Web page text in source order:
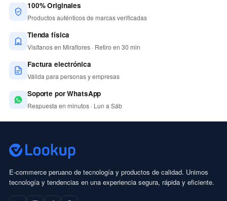
100% Originales
Productos auténticos de marcas verificadas
Tienda física
Visítanos en Miraflores · Retiro en 30 min
Factura electrónica
Válida para personas y empresas
Soporte por WhatsApp
Respuesta en minutos · Lun a Sáb
E-commerce peruano de tecnología y productos de calidad. Unimos
tecnología y tendencias en una experiencia segura, rápida y eficiente.